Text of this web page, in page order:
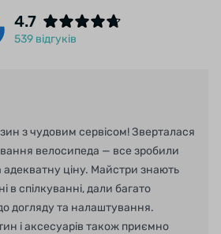
4.7
539 відгуків
з чудовим сервісом! Зверталася
велосипеда — все зробили
адекватну ціну. Майстри знають
в спілкуванні, дали багато
догляду та налаштування.
і аксесуарів також приємно